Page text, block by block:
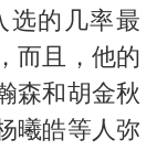
选的几率最
而且，他的
森和胡金秋
曦皓等人弥